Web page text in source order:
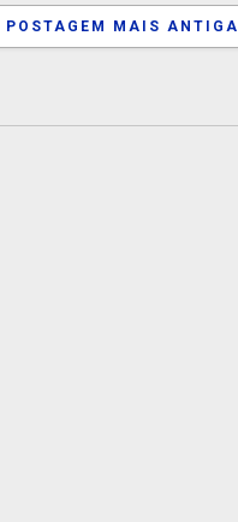
POSTAGEM MAIS ANTIGA